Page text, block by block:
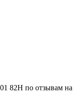
82H по отзывам на